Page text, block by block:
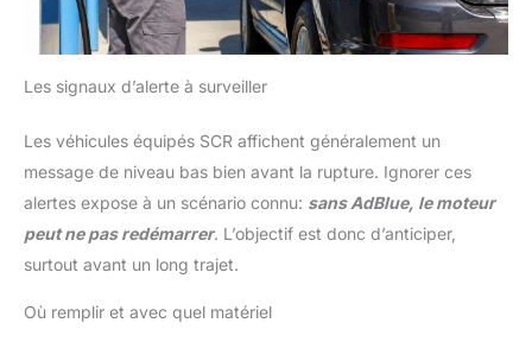
Les signaux d’alerte à surveiller
Les véhicules équipés SCR affichent généralement un
message de niveau bas bien avant la rupture. Ignorer ces
alertes expose à un scénario connu: sans AdBlue, le moteur
peut ne pas redémarrer. L’objectif est donc d’anticiper,
surtout avant un long trajet.
Où remplir et avec quel matériel